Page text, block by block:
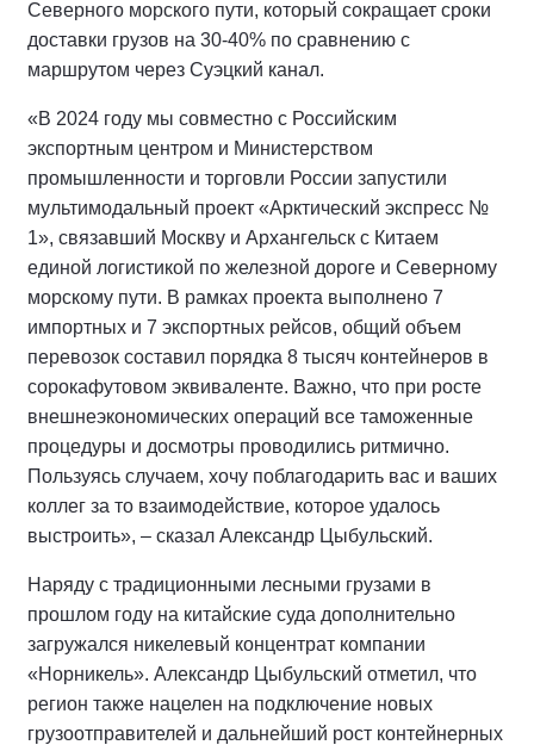
Северного морского пути, который сокращает сроки
доставки грузов на 30-40% по сравнению с
маршрутом через Суэцкий канал.
«В 2024 году мы совместно с Российским
экспортным центром и Министерством
промышленности и торговли России запустили
мультимодальный проект «Арктический экспресс №
1», связавший Москву и Архангельск с Китаем
единой логистикой по железной дороге и Северному
морскому пути. В рамках проекта выполнено 7
импортных и 7 экспортных рейсов, общий объем
перевозок составил порядка 8 тысяч контейнеров в
сорокафутовом эквиваленте. Важно, что при росте
внешнеэкономических операций все таможенные
процедуры и досмотры проводились ритмично.
Пользуясь случаем, хочу поблагодарить вас и ваших
коллег за то взаимодействие, которое удалось
выстроить», – сказал Александр Цыбульский.
Наряду с традиционными лесными грузами в
прошлом году на китайские суда дополнительно
загружался никелевый концентрат компании
«Норникель». Александр Цыбульский отметил, что
регион также нацелен на подключение новых
грузоотправителей и дальнейший рост контейнерных